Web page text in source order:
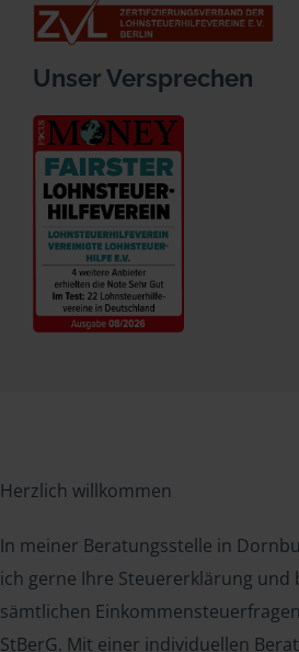
Unser Versprechen
Herzlich willkommen
In meiner Beratungsstelle in
ich gerne Ihre Steuererklärung und
sämtlichen
StBerG. Mit einer individuellen